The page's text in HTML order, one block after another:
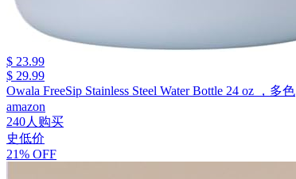
$ 23.99
$ 29.99
Owala FreeSip Stainless Steel Water Bottle 24 oz ，多色
amazon
240人购买
史低价
21% OFF